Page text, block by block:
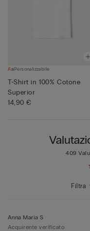
Personalizzabile
T-Shirt in 100% Cotone
Superior
14,90 €
409
Filtra
Anna Maria S
Acquirente verificato